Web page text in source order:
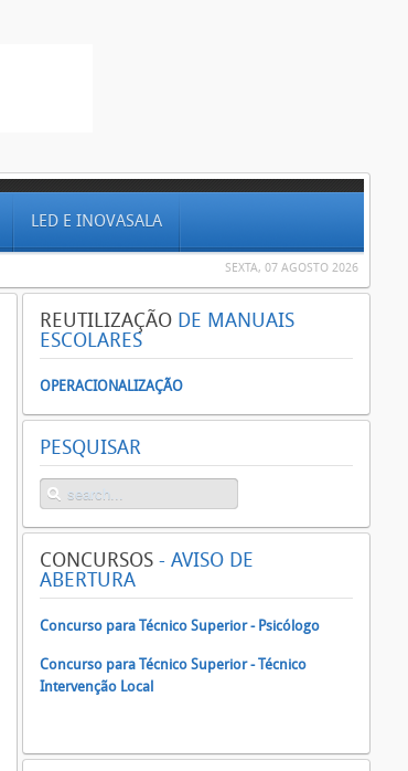
LED E INOVASALA
SEXTA, 07 AGOSTO 2026
REUTILIZAÇÃO DE MANUAIS
ESCOLARES
OPERACIONALIZAÇÃO
PESQUISAR
CONCURSOS - AVISO DE
ABERTURA
Concurso para Técnico Superior - Psicólogo
Concurso para Técnico Superior - Técnico
Intervenção Local